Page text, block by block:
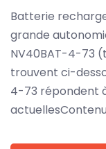
Batterie
grande
NV40BAT-4-73
trouvent ci-
4-73 répondent